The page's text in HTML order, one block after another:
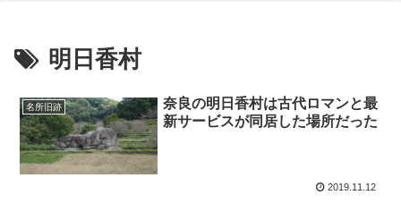
明日香村
名所旧跡
奈良の明日香村は古代ロマンと最
新サービスが同居した場所だった
2019.11.12